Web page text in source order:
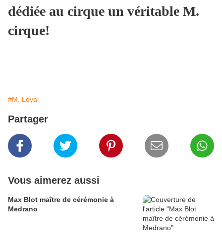
dédiée au cirque un véritable M.
cirque!
#M. Loyal
Partager
Vous aimerez aussi
Max Blot maître de cérémonie à
Medrano